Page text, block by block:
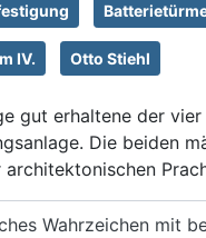
IV. Otto Stiehl
gut erhaltene der
Die beiden
Wahrzeichen mit